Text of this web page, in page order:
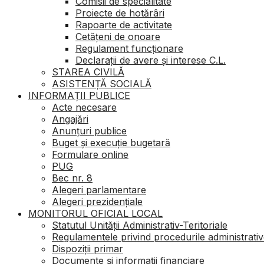
Proiecte de hotărâri
Rapoarte de activitate
Cetățeni de onoare
Regulament funcționare
Declarații de avere și interese C.L.
STAREA CIVILĂ
ASISTENȚĂ SOCIALĂ
INFORMAȚII PUBLICE
Acte necesare
Angajări
Anunțuri publice
Buget şi execuţie bugetară
Formulare online
PUG
Bec nr. 8
Alegeri parlamentare
Alegeri prezidențiale
MONITORUL OFICIAL LOCAL
Statutul Unității Administrativ-Teritoriale
Regulamentele privind procedurile
Dispoziții primar
Documente și informații financiare